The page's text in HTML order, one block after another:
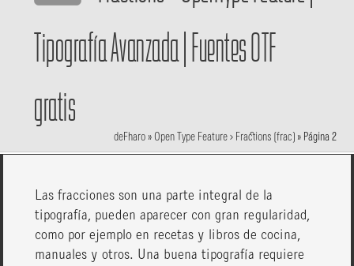
Tipografía Avanzada Fuentes OTF
gratis
deFharo» Open Type Feature > Fractions (frac) » Página 2
Las fracciones son una parte integral de la
tipografía, pueden aparecer con gran regularidad,
como por ejemplo en recetas y libros de cocina,
manuales y otros. Una buena tipografía requiere